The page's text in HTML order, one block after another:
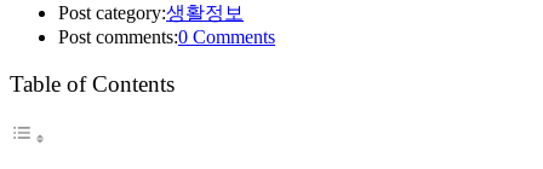
Post category:생활정보
Post comments:0 Comments
Table of Contents